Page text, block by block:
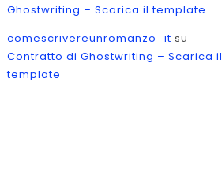
Ghostwriting – Scarica il template
comescrivereunromanzo_it su
Contratto di Ghostwriting – Scarica il
template